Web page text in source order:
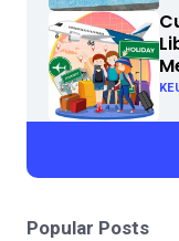
Popular Posts